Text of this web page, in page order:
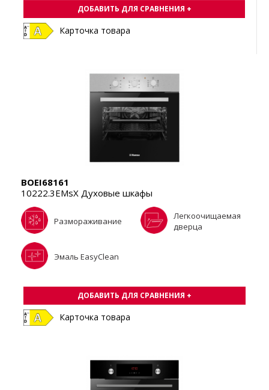
ДОБАВИТЬ ДЛЯ СРАВНЕНИЯ +
Карточка товара
BOEI68161
10222.3EMsX Духовые шкафы
Размораживание
Легкоочищаемая
дверца
Эмаль EasyClean
ДОБАВИТЬ ДЛЯ СРАВНЕНИЯ +
Карточка товара